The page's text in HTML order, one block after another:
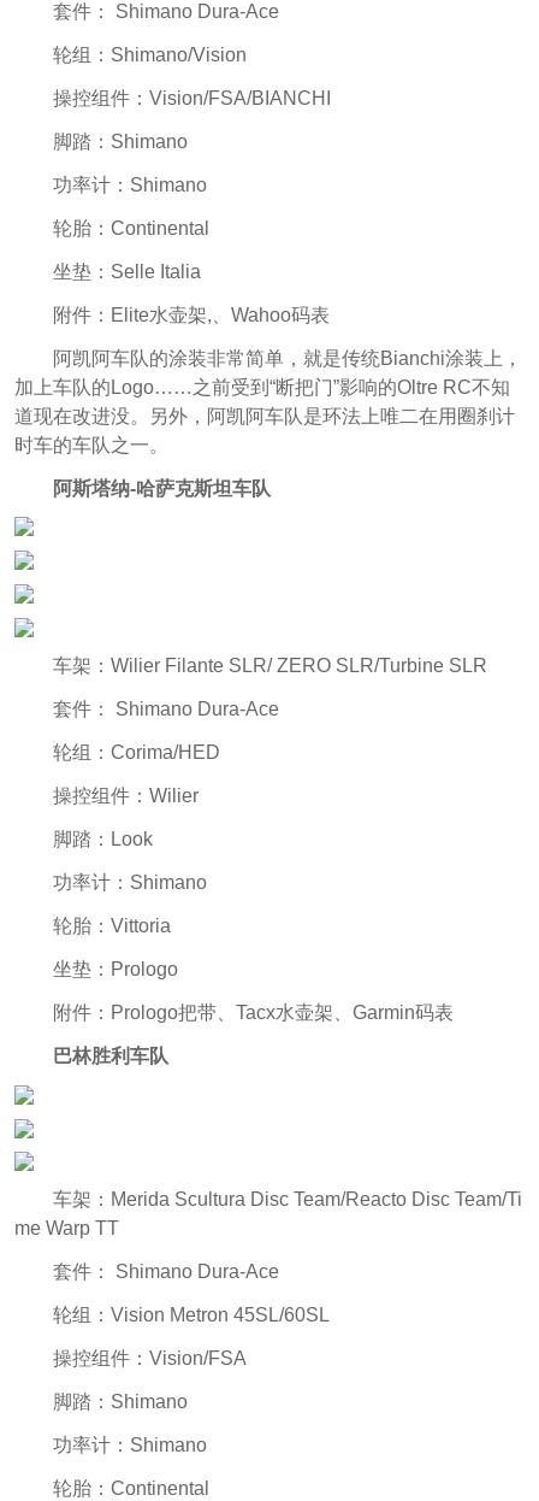
套件： Shimano Dura-Ace
轮组：Shimano/Vision
操控组件：Vision/FSA/BIANCHI
脚踏：Shimano
功率计：Shimano
轮胎：Continental
坐垫：Selle Italia
附件：Elite水壶架,、Wahoo码表
阿凯阿车队的涂装非常简单，就是传统Bianchi涂装上，
加上车队的Logo……之前受到“断把门”影响的Oltre RC不知
道现在改进没。另外，阿凯阿车队是环法上唯二在用圈刹计
时车的车队之一。
阿斯塔纳-哈萨克斯坦车队
车架：Wilier Filante SLR/ ZERO SLR/Turbine SLR
套件： Shimano Dura-Ace
轮组：Corima/HED
操控组件：Wilier
脚踏：Look
功率计：Shimano
轮胎：Vittoria
坐垫：Prologo
附件：Prologo把带、Tacx水壶架、Garmin码表
巴林胜利车队
车架：Merida Scultura Disc Team/Reacto Disc Team/Ti
me Warp TT
套件： Shimano Dura-Ace
轮组：Vision Metron 45SL/60SL
操控组件：Vision/FSA
脚踏：Shimano
功率计：Shimano
轮胎：Continental